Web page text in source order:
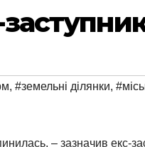
, #земельні ділянки,
– зазначив екс-